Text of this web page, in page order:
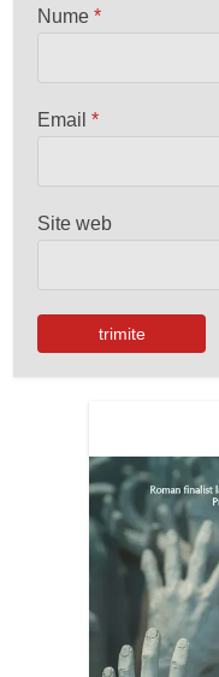
Nume*
Email*
Site web